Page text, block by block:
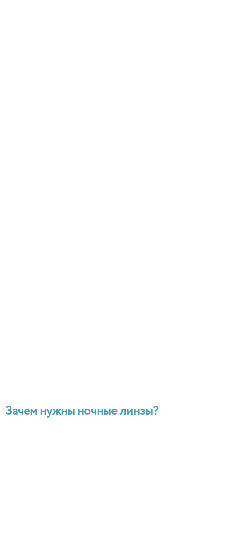
Зачем нужны ночные линзы?